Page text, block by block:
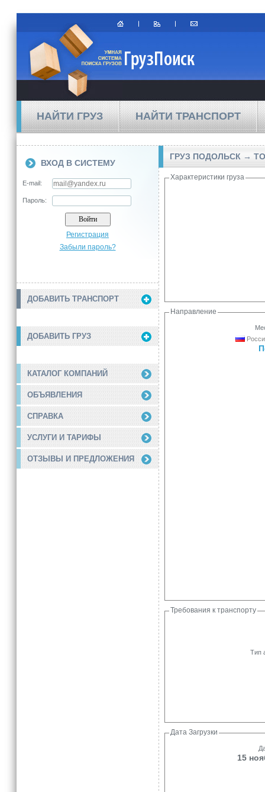
НАЙТИ ГРУЗ НАЙТИ ТРАНСПОРТ
ВХОД В СИСТЕМУ
E-mail:
Пароль:
Регистрация
Забыли пароль?
ДОБАВИТЬ ТРАНСПОРТ
ДОБАВИТЬ ГРУЗ
КАТАЛОГ КОМПАНИЙ
ОБЪЯВЛЕНИЯ
СПРАВКА
УСЛУГИ И ТАРИФЫ
ОТЗЫВЫ И ПРЕДЛОЖЕНИЯ
ГРУЗ ПОДОЛЬСК →
Характеристики груза
Направление
Требования к транспорту
Тип
Дата Загрузки
15